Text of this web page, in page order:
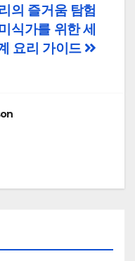
의 즐거움 탐험
식가를 위한 세
요리 가이드